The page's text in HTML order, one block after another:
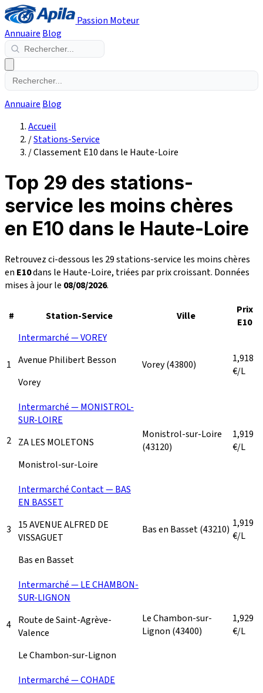
Passion Moteur
Annuaire Blog
Annuaire Blog
Accueil
/Stations-Service
/Classement E10 dans le Haute-Loire
Top 29 des stations-
service les moins chères
en E10 dans le Haute-Loire
Retrouvez ci-dessous les 29 stations-service les moins chères
en E10dans le Haute-Loire, triées par prix croissant. Données
mises à jour le 08/08/2026.
# Station-Service Ville
Prix
E10
1
Intermarché — VOREY
Avenue Philibert Besson
Vorey
Vorey(43800)
1,918
€/L
2
Intermarché — MONISTROL-
SUR-LOIRE
ZA LES MOLETONS
Monistrol-sur-Loire
Monistrol-sur-Loire
(43120)
1,919
€/L
3
Intermarché Contact — BAS
EN BASSET
15 AVENUE ALFRED DE
VISSAGUET
Bas en Basset
Bas en Basset(43210) 1,919
€/L
4
Intermarché — LE CHAMBON-
SUR-LIGNON
Route de Saint-Agrève-
Valence
Le Chambon-sur-Lignon
Le Chambon-sur-
Lignon (43400)
1,929
€/L
Intermarché — COHADE